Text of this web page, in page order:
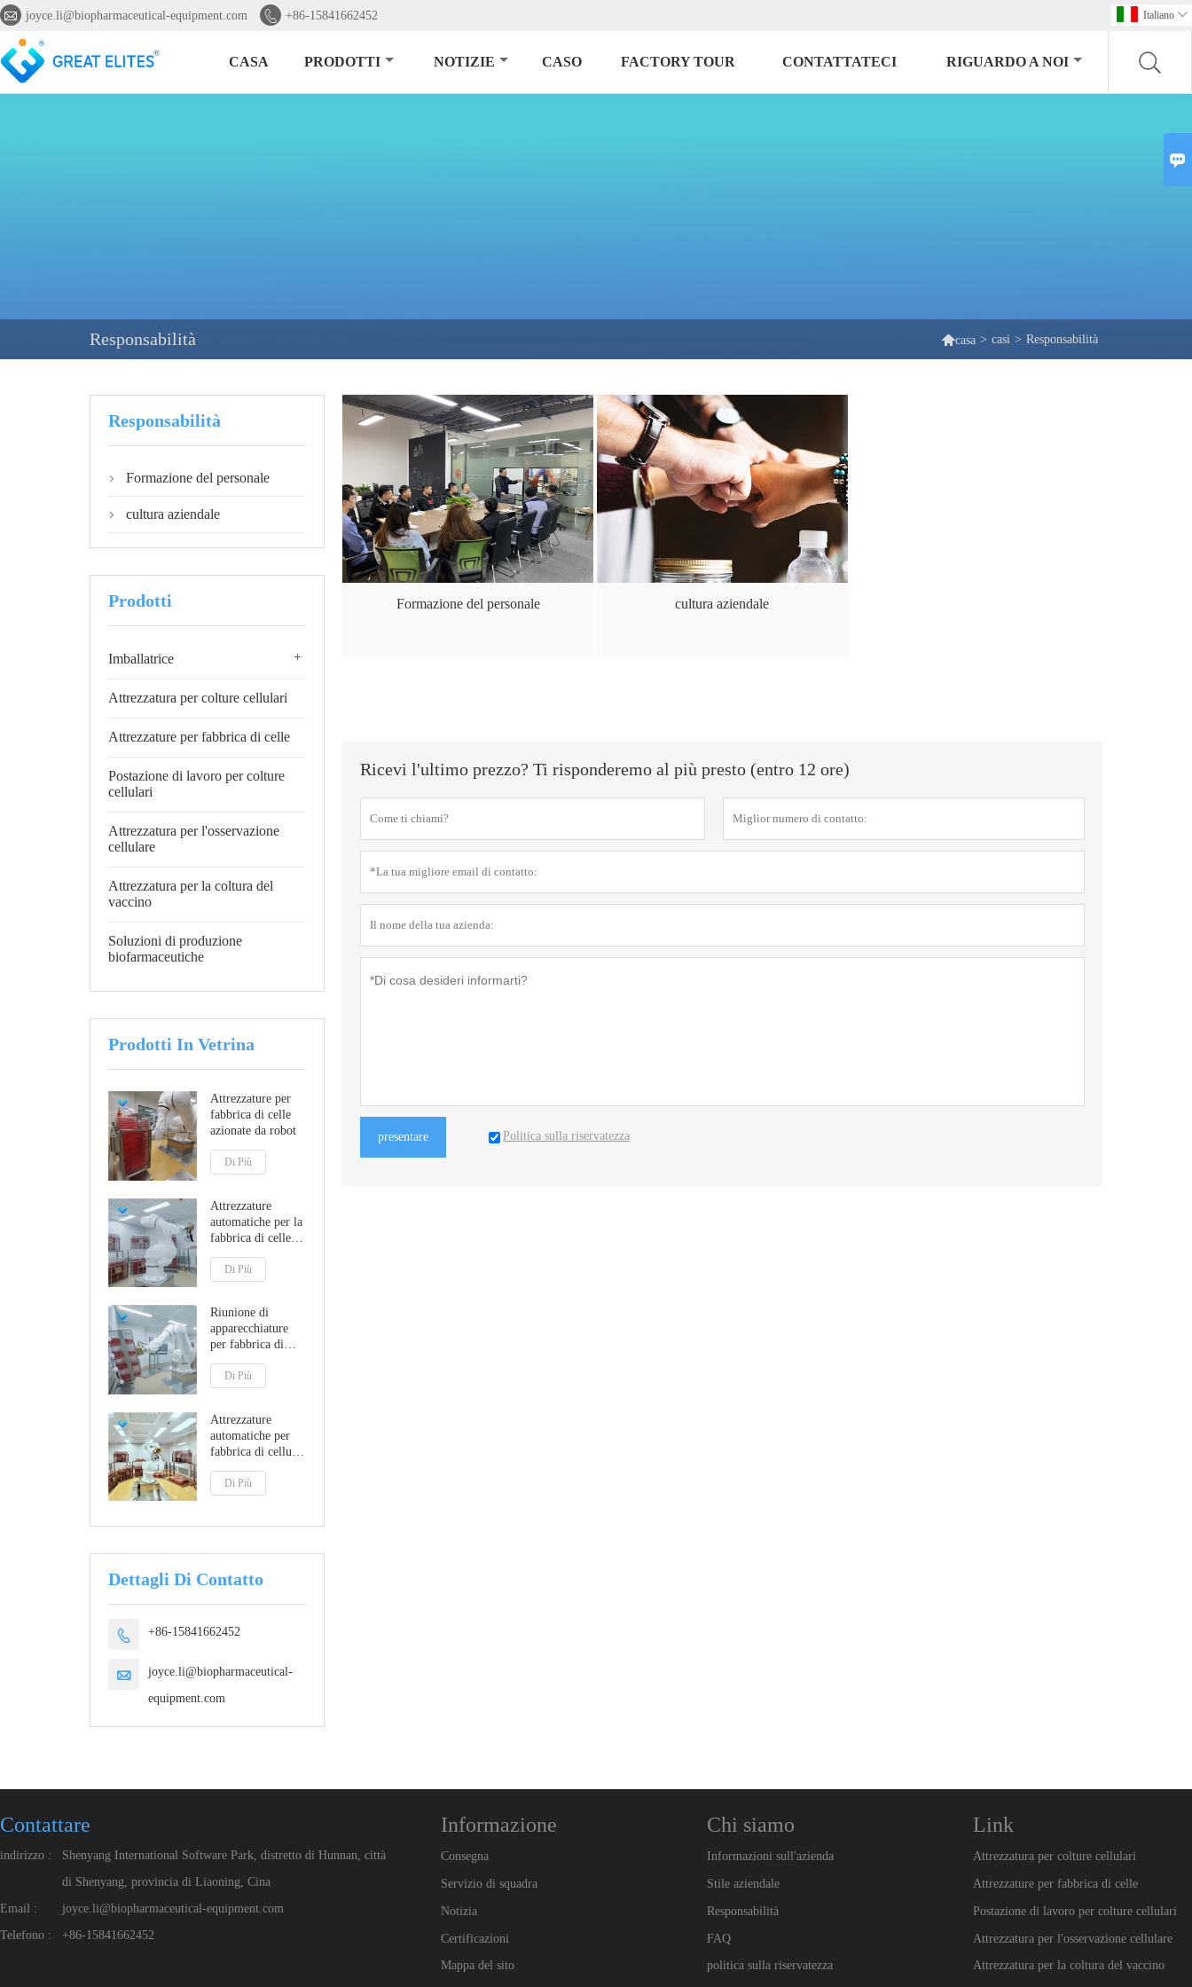
 joyce.li@biopharmaceutical-equipment.com  +86-15841662452 Italiano 
CASA PRODOTTI NOTIZIE CASO FACTORY TOUR CONTATTATECI RIGUARDO A NOI
Responsabilità casa > casi > Responsabilità
Responsabilità
 Formazione del personale
 cultura aziendale
Prodotti
+
Imballatrice
Attrezzatura per colture cellulari
Attrezzature per fabbrica di celle
Postazione di lavoro per colture
cellulari
Attrezzatura per l'osservazione
cellulare
Attrezzatura per la coltura del
vaccino
Soluzioni di produzione
biofarmaceutiche
Prodotti In Vetrina
Attrezzature per
fabbrica di celle
azionate da robot
Di Più
Attrezzature
automatiche per la
fabbrica di celle
Di Più
Riunione di
apparecchiature
per fabbrica di
celle automatiche
GMP A
Di Più
Attrezzature
automatiche per
fabbrica di cellule
Di Più
Dettagli Di Contatto
 +86-15841662452

joyce.li@biopharmaceutical-
equipment.com
Formazione del personale cultura aziendale
Ricevi l'ultimo prezzo? Ti risponderemo al più presto (entro 12 ore)
presentare Politica sulla riservatezza
Contattare
indirizzo :
Shenyang International Software Park, distretto di Hunnan, città
di Shenyang, provincia di Liaoning, Cina
Email :
joyce.li@biopharmaceutical-equipment.com
Telefono :
+86-15841662452
Informazione
Consegna
Servizio di squadra
Notizia
Certificazioni
Mappa del sito
Chi siamo
Informazioni sull'azienda
Stile aziendale
Responsabilità
FAQ
politica sulla riservatezza
Link
Attrezzatura per colture cellulari
Attrezzature per fabbrica di celle
Postazione di lavoro per colture cellulari
Attrezzatura per l'osservazione cellulare
Attrezzatura per la coltura del vaccino
